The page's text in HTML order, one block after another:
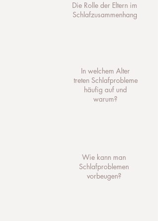
Die Rolle der Eltern im
Schlafzusammenhang
In welchem Alter
treten Schlafprobleme
häufig auf und
warum?
Wie kann man
Schlafproblemen
vorbeugen?